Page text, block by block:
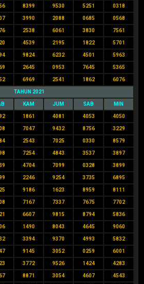
8399 9530 5251 0318
3990 2088 0685 0568
2538 6061 3830 7561
4539 2195 1822 5701
9824 6232 4501 5963
2645 0953 7645 5365
6969 2541 1862 6076
TAHUN 2021
KAM JUM SAB MIN
1861 4081 4053 4050
7047 9432 8756 3229
2543 7025 0330 8579
7254 4843 3537 3897
4704 7099 0328 3899
2246 9254 3735 6895
9186 1623 8959 8111
7167 7337 7675 7702
6607 9815 8794 5836
1490 8043 4645 9060
3394 9370 4993 5832
9145 3052 0259 6001
3772 9526 1424 4283
8871 3054 4607 4543